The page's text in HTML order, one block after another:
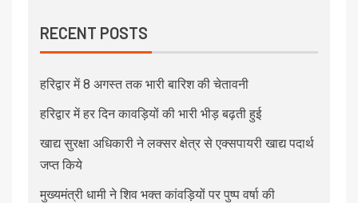
RECENT POSTS
हरिद्वार में 8 अगस्त तक भारी बारिश की चेतावनी
हरिद्वार में हर दिन कावड़ियों की भारी भीड़ बढ़ती हुई
खाद्य सुरक्षा अधिकारी ने लक्सर क्षेत्र से एक्सपायरी खाद्य पदार्थ
जप्त किये
मुख्यमंत्री धामी ने शिव भक्त कांवड़ियों पर पुष्प वर्षा की